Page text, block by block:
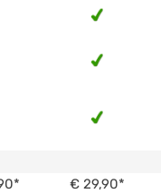
€ 29,90*